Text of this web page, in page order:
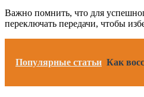
Важно помнить, что для
переключать передачи, чтобы
Популярные статьи Как